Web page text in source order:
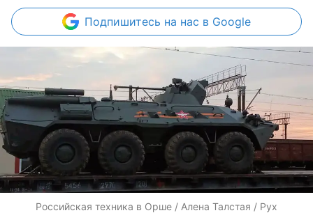
Подпишитесь на нас в Google
Российская техника в Орше / Алена Талстая / Рух